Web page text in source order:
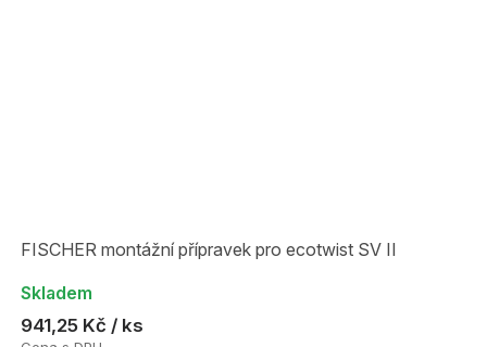
FISCHER montážní přípravek pro ecotwist SV II
Skladem
941,25 Kč / ks